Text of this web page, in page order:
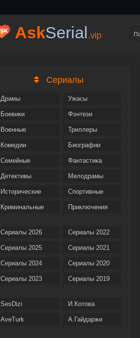
AskSerial.vip
Сериалы
Драмы
Боевики
Военные
Комедии
Семейные
Детективы
Исторические
Криминальные
Ужасы
Фэнтези
Триллеры
Биографии
Фантастика
Мелодрамы
Спортивные
Приключения
Сериалы 2026
Сериалы 2025
Сериалы 2024
Сериалы 2023
Сериалы 2022
Сериалы 2021
Сериалы 2020
Сериалы 2019
SesDizi
AveTurk
И.Котова
А.Гайдаржи